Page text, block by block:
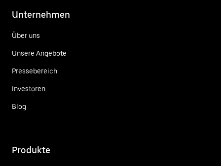
Unternehmen
Über uns
Unsere Angebote
Pressebereich
Investoren
Blog
Produkte